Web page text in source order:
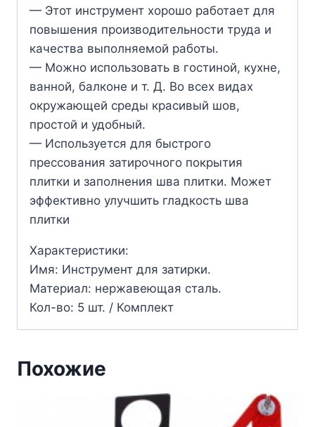
— Этот инструмент хорошо работает для
повышения производительности труда и
качества выполняемой работы.
— Можно использовать в гостиной, кухне,
ванной, балконе и т. Д. Во всех видах
окружающей среды красивый шов,
простой и удобный.
— Используется для быстрого
прессования затирочного покрытия
плитки и заполнения шва плитки. Может
эффективно улучшить гладкость шва
плитки
Характеристики:
Имя: Инструмент для затирки.
Материал: нержавеющая сталь.
Кол-во: 5 шт. / Комплект
Похожие